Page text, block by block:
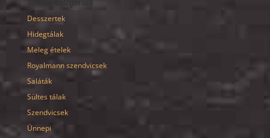
Desszertek
Hidegtálak
Meleg ételek
Royalmann szendvicsek
Saláták
Sültes tálak
Szendvicsek
Ünnepi